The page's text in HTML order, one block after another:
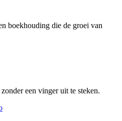
boekhouding die de groei van
een vinger uit te steken.